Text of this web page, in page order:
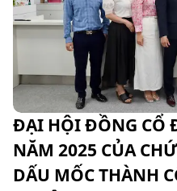
ĐẠI HỘI ĐỒNG CỔ
NĂM 2025 CỦA
DẤU MỐC THÀNH